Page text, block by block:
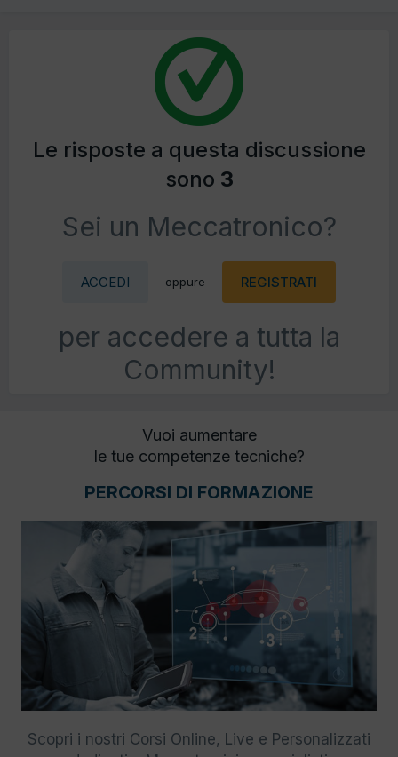
Le risposte a questa discussione
sono 3
Sei un Meccatronico?
ACCEDI oppure REGISTRATI
per accedere a tutta la
Community!
Vuoi aumentare
le tue competenze tecniche?
PERCORSI DI FORMAZIONE
Scopri i nostri Corsi Online, Live e Personalizzati